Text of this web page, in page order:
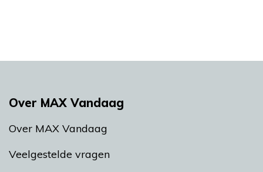
Over MAX Vandaag
Over MAX Vandaag
Veelgestelde vragen